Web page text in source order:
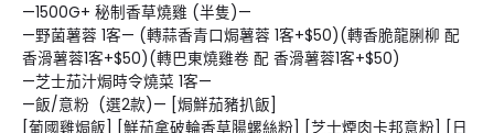
—1500G+ 秘制香草燒雞 (半隻)—
—野菌薯蓉 1客— (轉蒜香青口焗薯蓉 1客+$50)(轉香脆龍脷柳 配
香滑薯蓉1客+$50)(轉巴東燒雞卷 配 香滑薯蓉1客+$50)
—芝士茄汁焗時令燒菜 1客—
—飯/意粉 (選2款)— [焗鮮茄豬扒飯]
[葡國雞焗飯] [鮮茄拿破輪香草腸螺絲粉] [芝士煙肉卡邦意粉] [日